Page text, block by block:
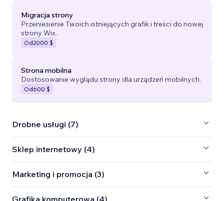
Migracja strony
Przeniesienie Twoich istniejących grafik i treści do nowej
strony Wix.
Od2000 $
Strona mobilna
Dostosowanie wyglądu strony dla urządzeń mobilnych.
Od600 $
Drobne usługi (7)
Sklep internetowy (4)
Marketing i promocja (3)